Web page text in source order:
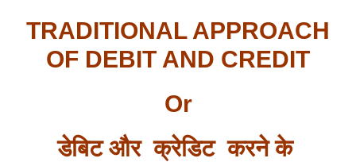
TRADITIONAL APPROACH
OF DEBIT AND CREDIT
Or
डेबिट और क्रेडिट करने के